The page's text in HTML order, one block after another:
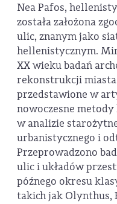
Nea Pafos,
została założona
ulic, znanym jako
hellenistycznym.
XX wieku badań
rekonstrukcji
przedstawione w
nowoczesne
w analizie
urbanistycznego i
Przeprowadzono
ulic i układów
późnego okresu
takich jak Olynthus,